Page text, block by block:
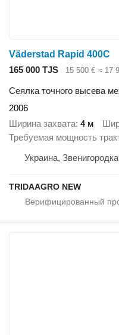
Väderstad Rapid 400C
165 000 TJS
15 500 € ≈ 17
Сеялка точного высева
2006
Ширина захвата 4 м
Требуемая мощность
Украина, Звенигородка
TRIDAAGRO NEW